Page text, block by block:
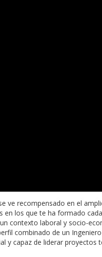
ve recompensado en el
los que te ha formado
contexto laboral y socio-
combinado de un
y capaz de liderar proyectos